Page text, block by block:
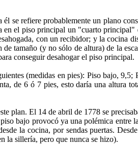
se refiere probablemente un plano
el piso principal un "cuarto
con un recibidor; y la
tamaño (y no sólo de altura) de la
conseguir desahogar el piso principal.
(medidas en pies): Piso bajo,
de 6 ó 7 pies, esto daría una altura
plan. El 14 de abril de 1778 se
bajo provocó ya una polémica
la cocina, por sendas puertas.
la sillería, pero que nunca se hizo).